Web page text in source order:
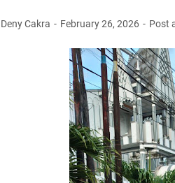
Deny Cakra February 26, 2026 Post